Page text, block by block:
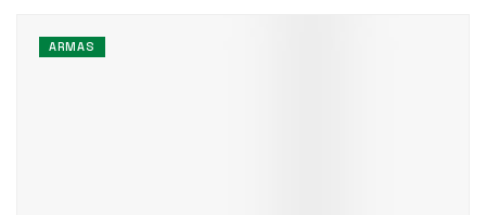
ARMAS